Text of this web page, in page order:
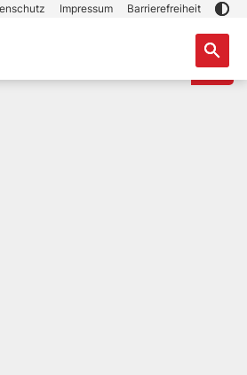
Impressum Barrierefreiheit